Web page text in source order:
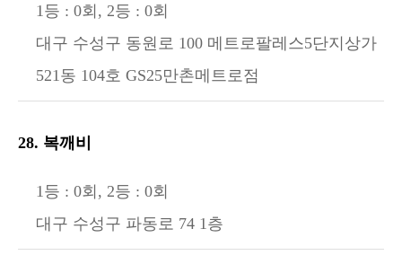
1등 : 0회, 2등 : 0회
대구 수성구 동원로 100 메트로팔레스5단지상가
521동 104호 GS25만촌메트로점
28. 복깨비
1등 : 0회, 2등 : 0회
대구 수성구 파동로 74 1층